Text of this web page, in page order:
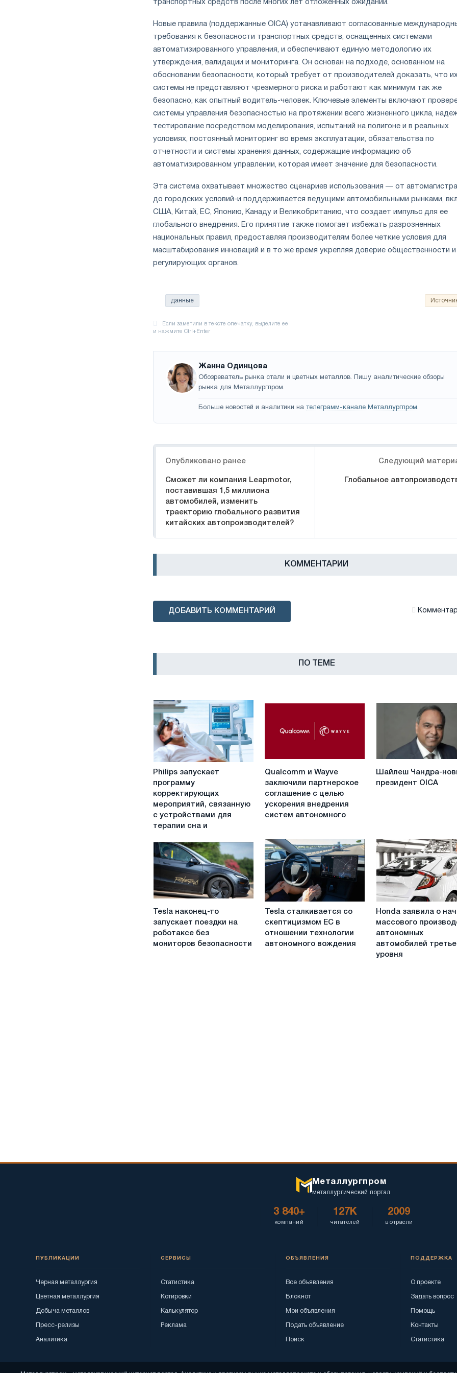
транспортных средств после многих лет отложенных ожиданий.
Новые правила (поддержанные OICA) устанавливают согласованные
требования к безопасности транспортных средств, оснащенных системами
автоматизированного управления, и обеспечивают единую методологию их
утверждения, валидации и мониторинга. Он основан на подходе, основанном на
обосновании безопасности, который требует от производителей доказать, что
системы не представляют чрезмерного риска и работают как минимум так же
безопасно, как опытный водитель-человек. Ключевые элементы включают
системы управления безопасностью на протяжении всего жизненного цикла,
тестирование посредством моделирования, испытаний на полигоне и в реальных
условиях, постоянный мониторинг во время эксплуатации, обязательства по
отчетности и системы хранения данных, содержащие информацию об
автоматизированном управлении, которая имеет значение для безопасности.
Эта система охватывает множество сценариев использования — от
до городских условий-и поддерживается ведущими автомобильными рынками,
США, Китай, ЕС, Японию, Канаду и Великобританию, что создает импульс для ее
глобального внедрения. Его принятие также помогает избежать разрозненных
национальных правил, предоставляя производителям более четкие условия для
масштабирования инноваций и в то же время укрепляя доверие общественности и
регулирующих органов.
данные
Жанна Одинцова
Обозреватель рынка стали и цветных металлов. Пишу аналитические обзоры
рынка для Металлургпром.
Больше новостей и аналитики на телеграмм-канале Металлургпром.
Опубликовано ранее
Сможет ли компания Leapmotor,
поставившая 1,5 миллиона
автомобилей, изменить
траекторию глобального развития
китайских автопроизводителей?
Следующий
Глобальное
КОММЕНТАРИИ
ДОБАВИТЬ КОММЕНТАРИЙ
ПО ТЕМЕ
Philips
запускает
программу
корректирующих
мероприятий,
связанную
устройствами
для
терапии
респираторных
заболеваний
Philips запускает
программу
корректирующих
мероприятий, связанную
с устройствами для
терапии сна и
Qualcomm
партнерское
целью
ускорения
внедрения
систем
автономного
управления
на
Qualcomm и Wayve
заключили партнерское
соглашение с целью
ускорения внедрения
систем автономного
Шайлеш
новый
Шайлеш Чандра-
президент OICA
запускает
поездки
Tesla наконец-то
запускает поездки на
роботаксе без
мониторов безопасности
Tesla сталкивается со
скептицизмом ЕС в
отношении технологии
автономного вождения
производства
Honda заявила о
массового
автономных
автомобилей
уровня
Металлургпром
металлургический портал
3 840+
компаний
127K
читателей
2009
в отрасли
ПУБЛИКАЦИИ
Черная металлургия
Цветная металлургия
Добыча металлов
Пресс-релизы
Аналитика
СЕРВИСЫ
Статистика
Котировки
Калькулятор
Реклама
ОБЪЯВЛЕНИЯ
Все объявления
Блокнот
Мои объявления
Подать объявление
Поиск
ПОДДЕРЖКА
О проекте
Задать вопрос
Помощь
Контакты
Статистика